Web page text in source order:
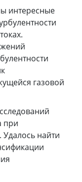
интересные
газовой
при
Удалось найти